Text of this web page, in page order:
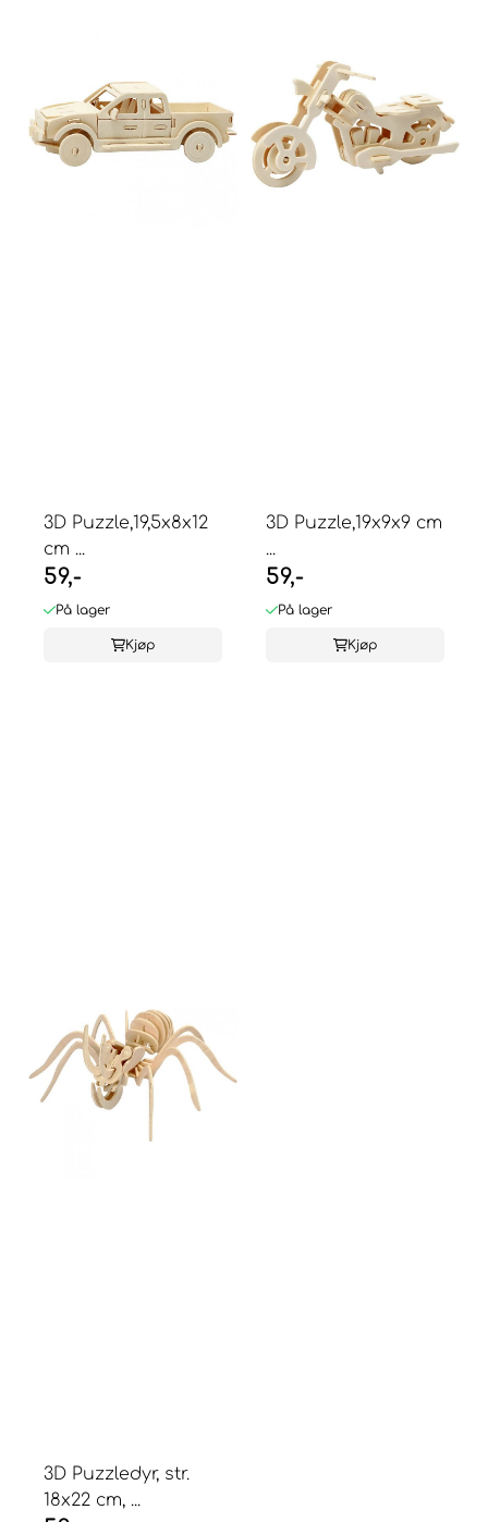
3D Puzzle,19,5x8x12
cm ...
59,-
På lager
Kjøp
3D Puzzle,19x9x9 cm
...
59,-
På lager
Kjøp
3D Puzzledyr, str.
18x22 cm, ...